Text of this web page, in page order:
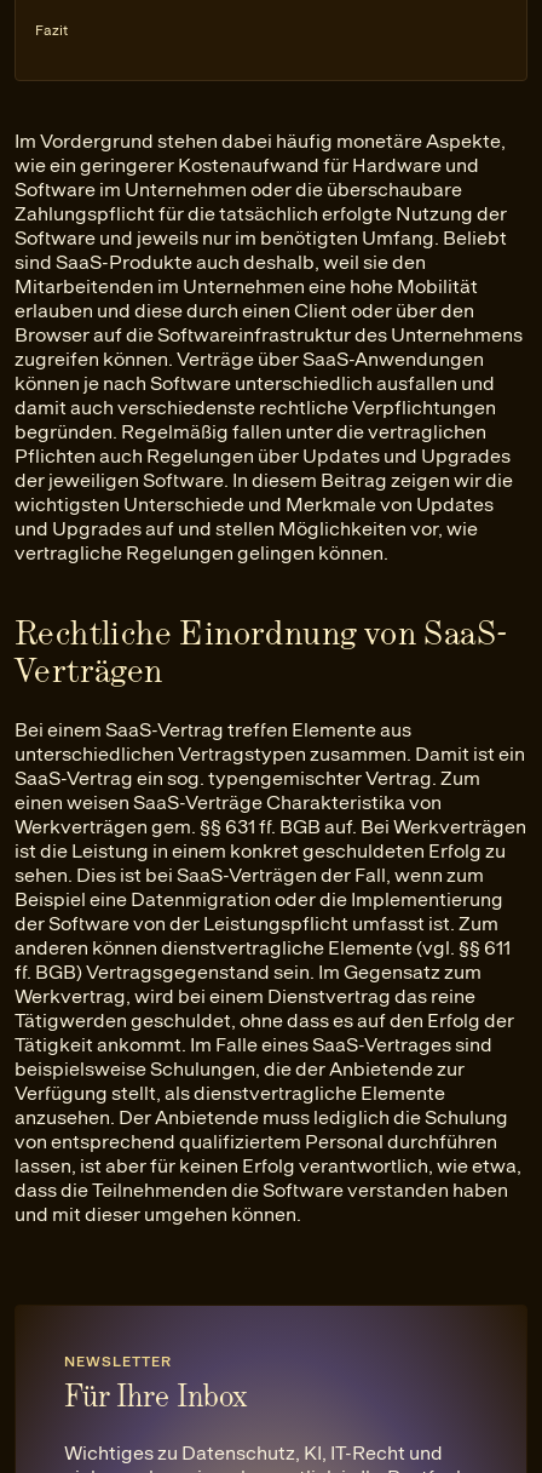
Fazit
Im Vordergrund stehen dabei häufig monetäre Aspekte,
wie ein geringerer Kostenaufwand für Hardware und
Software im Unternehmen oder die überschaubare
Zahlungspflicht für die tatsächlich erfolgte Nutzung der
Software und jeweils nur im benötigten Umfang. Beliebt
sind SaaS-Produkte auch deshalb, weil sie den
Mitarbeitenden im Unternehmen eine hohe Mobilität
erlauben und diese durch einen Client oder über den
Browser auf die Softwareinfrastruktur des Unternehmens
zugreifen können. Verträge über SaaS-Anwendungen
können je nach Software unterschiedlich ausfallen und
damit auch verschiedenste rechtliche Verpflichtungen
begründen. Regelmäßig fallen unter die vertraglichen
Pflichten auch Regelungen über Updates und Upgrades
der jeweiligen Software. In diesem Beitrag zeigen wir die
wichtigsten Unterschiede und Merkmale von Updates
und Upgrades auf und stellen Möglichkeiten vor, wie
vertragliche Regelungen gelingen können.
Rechtliche Einordnung von SaaS-
Verträgen
Bei einem SaaS-Vertrag treffen Elemente aus
unterschiedlichen Vertragstypen zusammen. Damit ist ein
SaaS-Vertrag ein sog. typengemischter Vertrag. Zum
einen weisen SaaS-Verträge Charakteristika von
Werkverträgen gem. §§ 631 ff. BGB auf. Bei Werkverträgen
ist die Leistung in einem konkret geschuldeten Erfolg zu
sehen. Dies ist bei SaaS-Verträgen der Fall, wenn zum
Beispiel eine Datenmigration oder die Implementierung
der Software von der Leistungspflicht umfasst ist. Zum
anderen können dienstvertragliche Elemente (vgl. §§ 611
ff. BGB) Vertragsgegenstand sein. Im Gegensatz zum
Werkvertrag, wird bei einem Dienstvertrag das reine
Tätigwerden geschuldet, ohne dass es auf den Erfolg der
Tätigkeit ankommt. Im Falle eines SaaS-Vertrages sind
beispielsweise Schulungen, die der Anbietende zur
Verfügung stellt, als dienstvertragliche Elemente
anzusehen. Der Anbietende muss lediglich die Schulung
von entsprechend qualifiziertem Personal durchführen
lassen, ist aber für keinen Erfolg verantwortlich, wie etwa,
dass die Teilnehmenden die Software verstanden haben
und mit dieser umgehen können.
NEWSLETTER
Für Ihre Inbox
Wichtiges zu Datenschutz, KI, IT-Recht und